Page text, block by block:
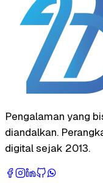
Pengalaman yang
diandalkan.
digital sejak 2013.